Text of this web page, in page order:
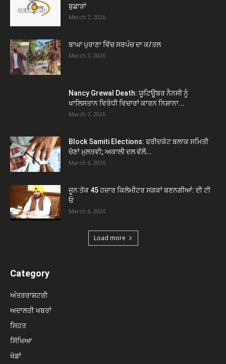
ਬੁਛਾੜਾਂ
March 7, 2026
ਬਾਘਾ ਪੁਰਾਣਾ ਵਿੱਚ ਸਰਪੰਚ ਦਾ ਕ/ਤਲ
March 7, 2026
Nancy Grewal Death: ਯੂਟਿਊਬਰ ਨੈਨਸੀ ਨੂੰ
ਖਾਲਿਸਤਾਨ ਵਿਰੋਧੀ ਵਿਚਾਰਾਂ ਕਾਰਨ ਨਿਸ਼ਾਨਾ...
March 7, 2026
Block Samiti Elections: ਫਰੀਦਕੋਟ ਬਲਾਕ ਸਮਿਤੀ
ਚੋਣਾਂ ਮੁਲਤਵੀ; ਅਕਾਲੀ ਦਲ ਵੱਲੋਂ...
March 6, 2026
ਜੂਨ ਤੱਕ 45 ਹਜ਼ਾਰ ਕਿਲੋਮੀਟਰ ਸੜਕਾਂ ਬਣਨਗੀਆਂ: ਈ ਟੀ
ਓ
March 6, 2026
Load more
Category
ਅੰਤਰਰਾਸ਼ਟਰੀ
ਅਦਾਲਤੀ ਖਬਰਾਂ
ਸਿਹਤ
ਸਿੱਖਿਆ
ਖੇਡਾਂ